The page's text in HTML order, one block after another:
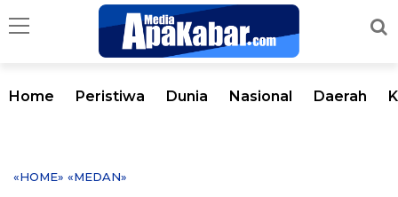
Home Peristiwa Dunia Nasional Daerah
«HOME» «MEDAN»